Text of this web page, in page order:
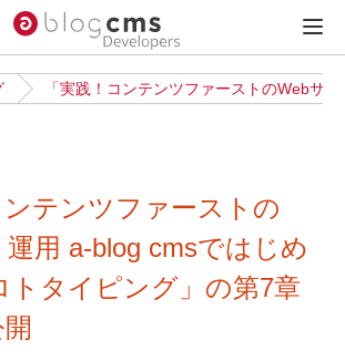
メ
イ
ン
「実践！コンテンツファーストのWebサ
ンテンツファーストの
用 a-blog cmsではじめ
トタイピング」の第7章